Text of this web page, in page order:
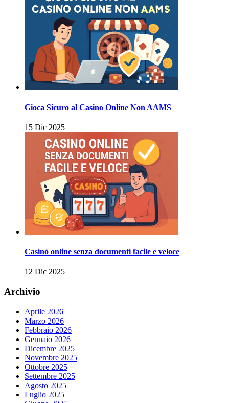
Gioca Sicuro al Casino Online Non AAMS
15 Dic 2025
Casinò online senza documenti facile e veloce
12 Dic 2025
Archivio
Aprile 2026
Marzo 2026
Febbraio 2026
Gennaio 2026
Dicembre 2025
Novembre 2025
Ottobre 2025
Settembre 2025
Agosto 2025
Luglio 2025